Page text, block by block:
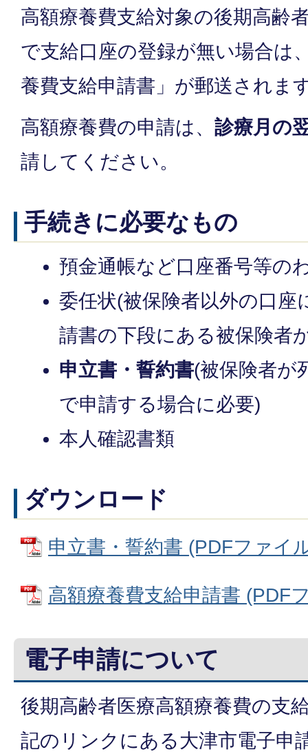
高額療養費支給対象の後期高齢
で支給口座の登録が無い場合は
養費支給申請書」が郵送されま
高額療養費の申請は、 診療月の
請してください。
手続きに必要なもの
預金通帳など口座番号等の
委任状(被保険者以外の口座
請書の下段にある被保険者
申立書・誓約書(被保険者が
で申請する場合に必要)
本人確認書類
ダウンロード
申立書・誓約書 (PDFファイ
高額療養費支給申請書 (PDF
電子申請について
後期高齢者医療高額療養費の支
記のリンクにある大津市電子申